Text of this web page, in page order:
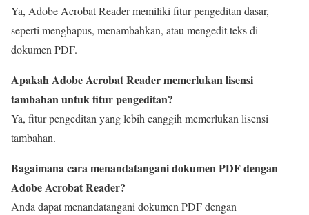
Ya, Adobe Acrobat Reader memiliki fitur pengeditan dasar,
seperti menghapus, menambahkan, atau mengedit teks di
dokumen PDF.
Apakah Adobe Acrobat Reader memerlukan lisensi
tambahan untuk fitur pengeditan?
Ya, fitur pengeditan yang lebih canggih memerlukan lisensi
tambahan.
Bagaimana cara menandatangani dokumen PDF dengan
Adobe Acrobat Reader?
Anda dapat menandatangani dokumen PDF dengan